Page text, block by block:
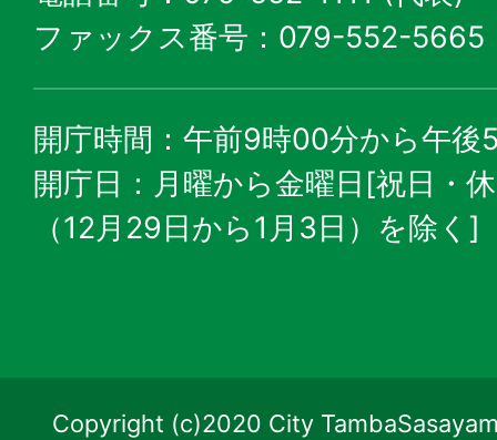
ファックス番号：079-552-5665
開庁時間：午前9時00分から午後
開庁日：月曜から金曜日[祝日・
（12月29日から1月3日）を除く]
Copyright (c)2020 City